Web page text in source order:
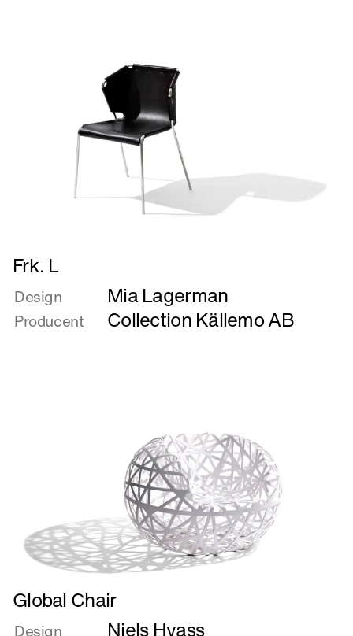
Læs
mere
om
Frk.
L
Frk. L
Design Mia Lagerman
Producent Collection Källemo AB
Læs
mere
om
Global Chair
Design Niels Hvass